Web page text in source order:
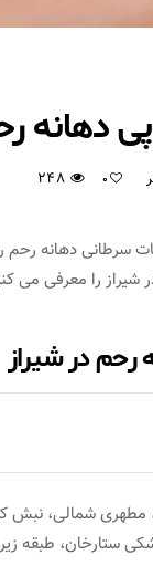
دهانه
0
248
سرطانی دهانه
را معرفی می
رحم در شیراز
ستارخان، طبقه